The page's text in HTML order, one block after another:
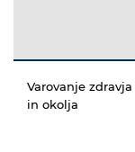
Varovanje zdravja
in okolja